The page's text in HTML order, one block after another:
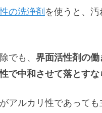
の洗浄剤 を使うと、
でも、 界面活性剤の
で中和させて落とすな
アルカリ性であって